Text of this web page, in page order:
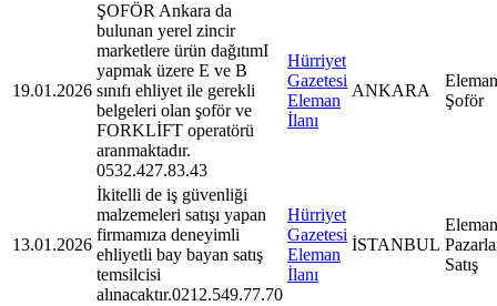
19.01.2026
ŞOFÖR Ankara da
bulunan yerel zincir
marketlere ürün dağıtımI
yapmak üzere E ve B
sınıfı ehliyet ile gerekli
belgeleri olan şoför ve
FORKLİFT operatörü
aranmaktadır.
0532.427.83.43
Hürriyet
Gazetesi
Eleman
İlanı
ANKARA
Şoför
13.01.2026
İkitelli de iş güvenliği
malzemeleri satışı yapan
firmamıza deneyimli
ehliyetli bay bayan satış
temsilcisi
alınacaktır.0212.549.77.70
Hürriyet
Gazetesi
Eleman
İlanı
İSTANBUL
Satış